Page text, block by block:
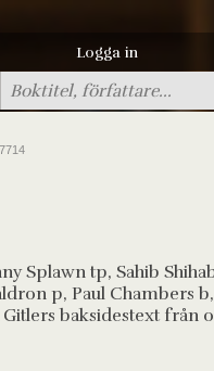
Logga in
Splawn tp, Sahib
p, Paul Chambers
baksidestext från